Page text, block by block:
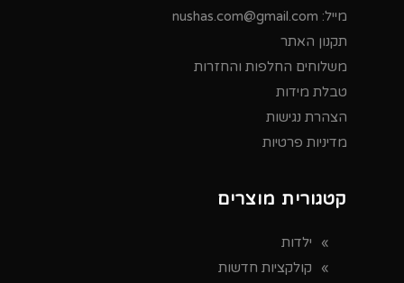
מייל: nushas.com@gmail.com
תקנון האתר
משלוחים החלפות והחזרות
טבלת מידות
הצהרת נגישות
מדיניות פרטיות
קטגורית מוצרים
ילדות
קולקציות חדשות